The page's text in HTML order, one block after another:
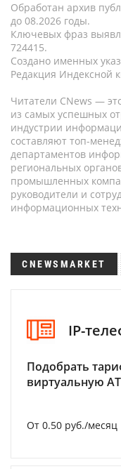
Обработан архив
до 08.2026 годы.
Ключевых фраз
724415.
Создано именных
Редакция Индексной
Читатели CNews —
из самых успешных
индустрии
составляют топ-
департаментов
региональных
промышленных
руководители и
информационных
CNEWSMARKET
IP-
Подобрать
виртуальную
От 0.50 руб./месяц